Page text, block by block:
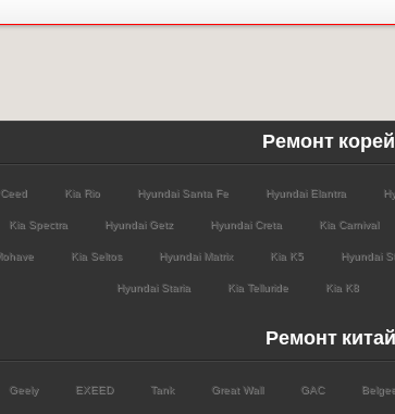
Ремонт
Kia Rio Hyundai Santa Fe Hyundai Elantra
Kia Spectra Hyundai Getz Hyundai Creta Kia Carnival
Kia Seltos Hyundai Matrix Kia K5 Hyundai
Hyundai Staria Kia Telluride Kia K8
Ремонт
Geely EXEED Tank Great Wall GAC